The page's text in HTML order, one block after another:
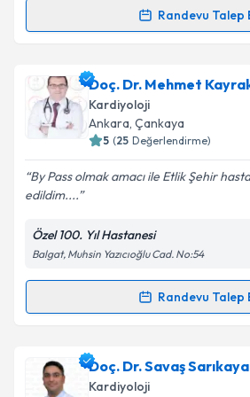
Kişisel verilerimin
kapsamda işlenmesini kabul
Takvim Talebini
Randevu Talep
Randevu Takvimi Talebi
Uzm. Dr. Fatih Beşiroğluiçin
oluşturun. Size bu uzmandan
takvim hazırlandığında e-posta
Kişisel verilerimin işlenmesine
Metni'ni okudum ve kişisel
kapsamda işlenmesini kabul
Doç. Dr. Mehmet
Kardiyoloji
Ankara, Çankaya
5 (25 Değerlendirme)
By Pass olmak amacı ile Etlik Şehir
edildim....
Özel 100. Yıl Hastanesi
Balgat, Muhsin Yazıcıoğlu Cad. No:54
Randevu Talep
Randevu Takvimi Talebi
Doç. Dr. Mehmet Kayrakiçin
oluşturun. Size bu uzmandan
Doç. Dr. Savaş Sarıkaya
Kardiyoloji